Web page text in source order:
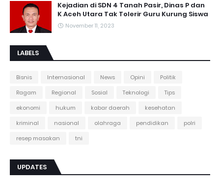
Kejadian di SDN 4 Tanah Pasir, Dinas P dan
K Aceh Utara Tak Tolerir Guru Kurung Siswa
November 11, 2023
LABELS
Bisnis Internasional News Opini
Politik
Ragam
Regional Sosial Teknologi
Tips
ekonomi
hukum kabar daerah
kesehatan
kriminal
nasional olahraga pendidikan
polri
resep masakan
tni
UPDATES